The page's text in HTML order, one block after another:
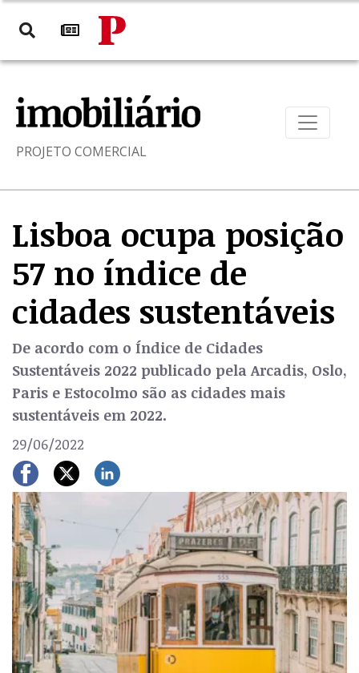
PROJETO COMERCIAL
Lisboa ocupa posição
57 no índice de
cidades sustentáveis
De acordo com o Índice de Cidades
Sustentáveis 2022 publicado pela Arcadis, Oslo,
Paris e Estocolmo são as cidades mais
sustentáveis em 2022.
29/06/2022